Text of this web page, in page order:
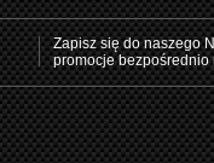
Zapisz się do naszego
promocje bezpośrednio